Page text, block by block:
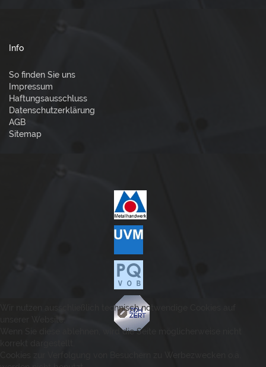
Info
So finden Sie uns
Impressum
Haftungsausschluss
Datenschutzerklärung
AGB
Sitemap
Wir nutzen ausschließlich technisch notwendige Cookies auf
Wenn Sie diese ablehnen, wird die Seite möglicherweise nicht